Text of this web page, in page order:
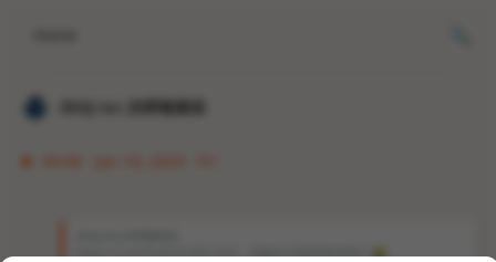
𝐙𝐆𝐐 ɪɴᴄ.的唠嗑频道
https://t.me/PicACG/2870 逆天。哄蒙你不要把哔咔害死了😭。